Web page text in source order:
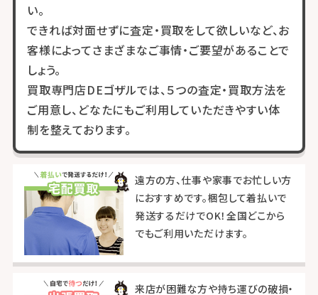
い。
できれば対面せずに査定・買取をして欲しいなど、お
客様によってさまざまなご事情・ご要望があることで
しょう。
買取専門店DEゴザルでは、５つの査定・買取方法を
ご用意し、どなたにもご利用していただきやすい体
制を整えております。
遠方の方、仕事や家事でお忙しい方
におすすめです。梱包して着払いで
発送するだけでOK！全国どこから
でもご利用いただけます。
来店が困難な方や持ち運びの破損・